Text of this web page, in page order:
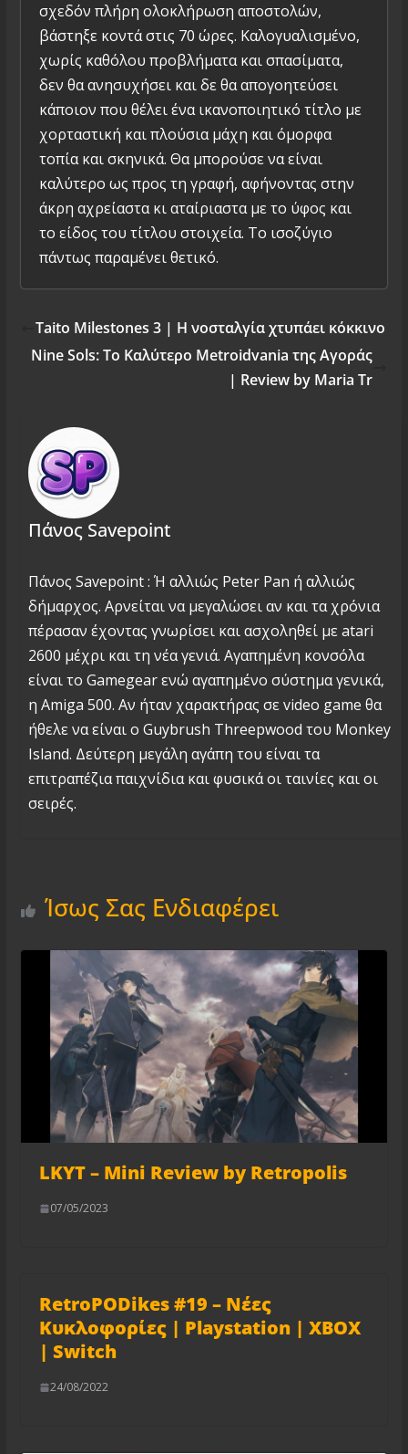
σχεδόν πλήρη ολοκλήρωση αποστολών,
βάστηξε κοντά στις 70 ώρες. Καλογυαλισμένο,
χωρίς καθόλου προβλήματα και σπασίματα,
δεν θα ανησυχήσει και δε θα απογοητεύσει
κάποιον που θέλει ένα ικανοποιητικό τίτλο με
χορταστική και πλούσια μάχη και όμορφα
τοπία και σκηνικά. Θα μπορούσε να είναι
καλύτερο ως προς τη γραφή, αφήνοντας στην
άκρη αχρείαστα κι αταίριαστα με το ύφος και
το είδος του τίτλου στοιχεία. Το ισοζύγιο
πάντως παραμένει θετικό.
Taito Milestones 3 | H νοσταλγία χτυπάει κόκκινο
Nine Sols: Το Καλύτερο Metroidvania της Αγοράς
| Review by Maria Tr
Πάνος Savepoint
Πάνος Savepoint : Ή αλλιώς Peter Pan ή αλλιώς
δήμαρχος. Αρνείται να μεγαλώσει αν και τα χρόνια
πέρασαν έχοντας γνωρίσει και ασχοληθεί με atari
2600 μέχρι και τη νέα γενιά. Αγαπημένη κονσόλα
είναι το Gamegear ενώ αγαπημένο σύστημα γενικά,
η Amiga 500. Αν ήταν χαρακτήρας σε video game θα
ήθελε να είναι ο Guybrush Threepwood του Monkey
Island. Δεύτερη μεγάλη αγάπη του είναι τα
επιτραπέζια παιχνίδια και φυσικά οι ταινίες και οι
σειρές.
Ίσως Σας Ενδιαφέρει
LKYT – Mini Review by Retropolis
07/05/2023
RetroPODikes #19 – Νέες
Κυκλοφορίες | Playstation | XBOX
| Switch
24/08/2022